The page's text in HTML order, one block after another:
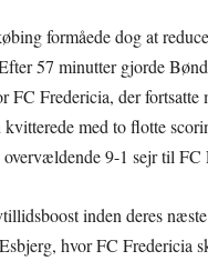
formåede dog at
57 minutter gjorde
Fredericia, der fortsatte
med to flotte
9-1 sejr til FC
inden deres
hvor FC Fredericia